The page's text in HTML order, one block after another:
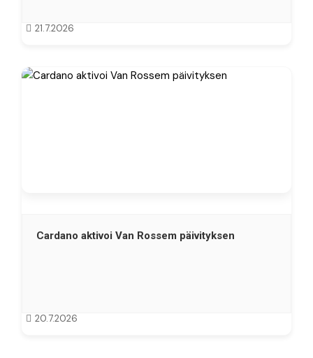
21.7.2026
Cardano aktivoi Van Rossem päivityksen
20.7.2026